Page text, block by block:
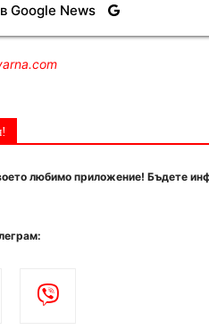
Google News
любимо приложение! Бъдете